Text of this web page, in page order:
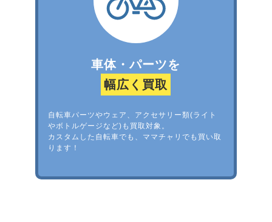
車体・パーツを
幅広く買取
自転車パーツやウェア、アクセサリー類(ライト
やボトルゲージなど)も買取対象。
カスタムした自転車でも、ママチャリでも買い取
ります！